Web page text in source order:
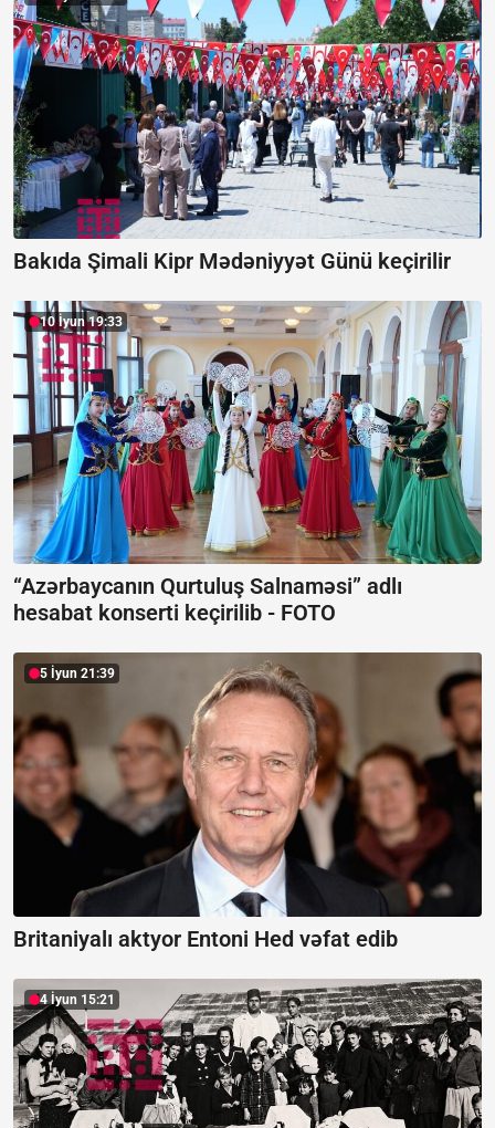
Bakıda Şimali Kipr Mədəniyyət Günü keçirilir
10 İyun 19:33
“Azərbaycanın Qurtuluş Salnaməsi” adlı
hesabat konserti keçirilib - FOTO
5 İyun 21:39
Britaniyalı aktyor Entoni Hed vəfat edib
4 İyun 15:21